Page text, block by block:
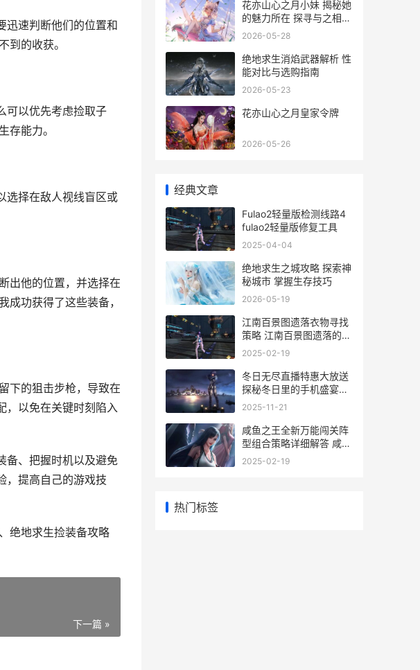
迅速判断他们的位置和
到的收获。
可以优先考虑捡取子
存能力。
选择在敌人视线盲区或
出他的位置，并选择在
功获得了这些装备，
下的狙击步枪，导致在
，以免在关键时刻陷入
备、把握时机以及避免
，提高自己的游戏技
绝地求生捡装备攻略
下一篇 »
花亦山心之月小妹 揭秘她
的魅力所在 探寻与之相关
的独特话题
2026-05-28
绝地求生消焰武器解析 性
能对比与选购指南
2026-05-23
花亦山心之月皇家令牌
2026-05-26
经典文章
Fulao2轻量版检测线路4
fulao2轻量版修复工具
2025-04-04
绝地求生之城攻略 探索神
秘城市 掌握生存技巧
2026-05-19
江南百景图遗落衣物寻找
策略 江南百景图遗落的衣
物在哪里
2025-02-19
冬日无尽直播特惠大放送
探秘冬日里的手机盛宴
—— 冬日无尽直播 手机
2025-11-21
咸鱼之王全新万能闯关阵
型组合策略详细解答 咸鱼
之王的那些年
2025-02-19
热门标签